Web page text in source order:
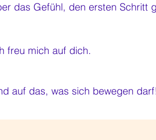
das Gefühl, den ersten Schritt
freu mich auf dich.
auf das, was sich bewegen